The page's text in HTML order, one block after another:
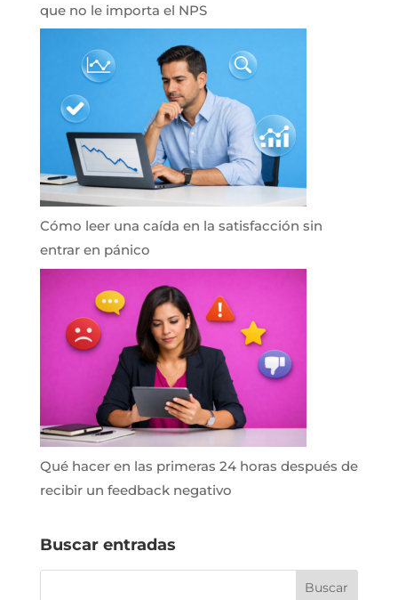
que no le importa el NPS
Cómo leer una caída en la satisfacción sin
entrar en pánico
Qué hacer en las primeras 24 horas después de
recibir un feedback negativo
Buscar entradas